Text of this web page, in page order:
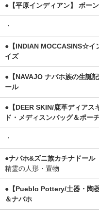
●【平原インディアン】 ボー
・
●【INDIAN MOCCASINS☆イ
イズ
●【NAVAJO ナバホ族の生誕
ール
●【DEER SKIN/鹿革ディアス
ド・メディスンバッグ＆ポー
・
●ナバホ&ズニ族カチナドール
精霊の人形・置物
●【Pueblo Pottery/土器・陶
＆ナバホ